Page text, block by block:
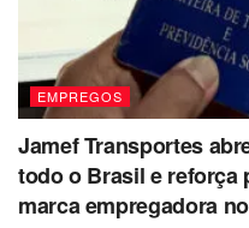
Técnico de
vagas
Auxiliar Operacional
Copeiro – 4 vagas
Enfermeiro – 11
Farmacêutico – 2
EMPREGOS
Jamef Transportes
todo o Brasil e
marca empregadora